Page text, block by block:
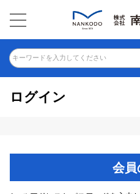
キーワードを入力してください
ログイン
会員